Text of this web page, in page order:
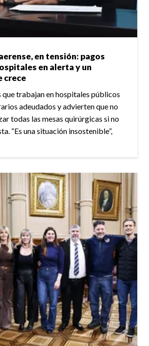
en tensión: pagos
en alerta y un
crece
trabajan en hospitales públicos
adeudados y advierten que no
todas las mesas quirúrgicas si no
“Es una situación insostenible”,